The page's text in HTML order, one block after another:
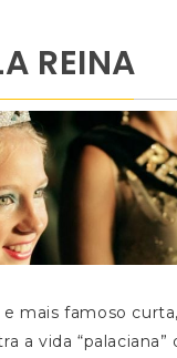
REINA
mais famoso
a vida